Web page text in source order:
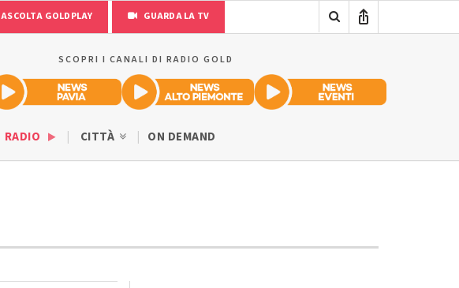
ASCOLTA GOLDPLAY GUARDA LA TV
SCOPRI I CANALI DI RADIO GOLD
RADIO CITTÀ ON DEMAND